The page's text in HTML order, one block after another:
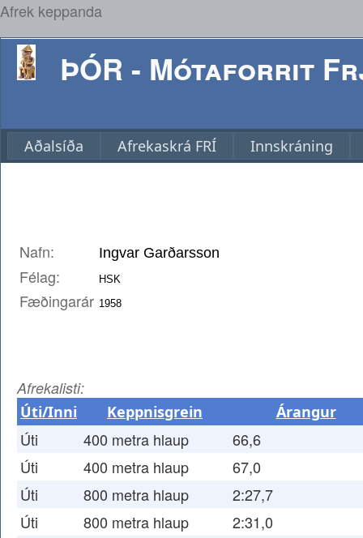
Afrek keppanda
ÞÓR - Mótaforrit
Aðalsíða Afrekaskrá FRÍ Innskráning
Nafn:
Félag:
Fæðingarár
Afrekalisti:
Úti/Inni Keppnisgrein Árangur
Úti 400 metra hlaup
66,6
Úti
400 metra hlaup
67,0
Úti
800 metra hlaup
2:27,7
Úti
800 metra hlaup
2:31,0